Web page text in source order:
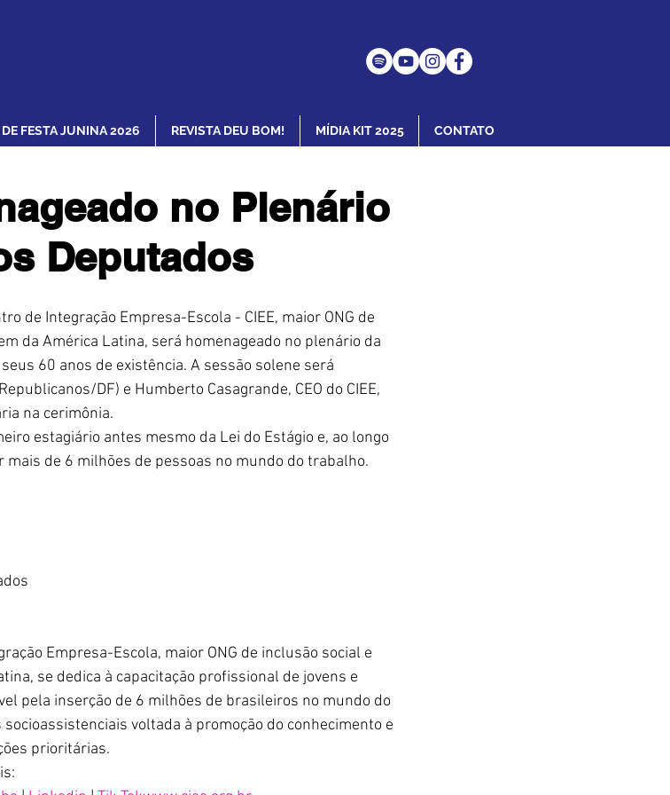
DE FESTA JUNINA 2026 REVISTA DEU BOM! MÍDIA KIT 2025 CONTATO
no Plenário
Deputados
de Integração Empresa-Escola - CIEE, maior ONG de
da América Latina, será homenageado no plenário da
60 anos de existência. A sessão solene será
DF) e Humberto Casagrande, CEO do CIEE,
na cerimônia.
estagiário antes mesmo da Lei do Estágio e, ao longo
de 6 milhões de pessoas no mundo do trabalho.
Empresa-Escola, maior ONG de inclusão social e
se dedica à capacitação profissional de jovens e
pela inserção de 6 milhões de brasileiros no mundo do
voltada à promoção do conhecimento e
prioritárias.